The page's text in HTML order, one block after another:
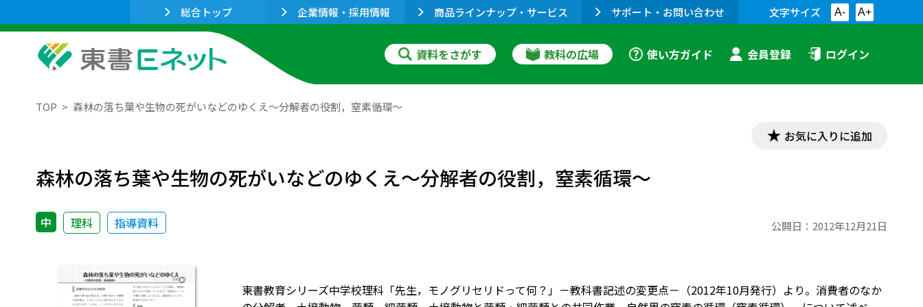
総合トップ 企業情報・採用情報 商品ラインナップ・サービス サポート・お問い合わせ 文字サイズ A- A+
資料をさがす 教科の広場 使い方ガイド 会員登録 ログイン
TOP 森林の落ち葉や生物の死がいなどのゆくえ～分解者の役割，窒素循環～
お気に入りに追加
森林の落ち葉や生物の死がいなどのゆくえ～分解者の役割，窒素循環～
中 理科 指導資料 公開日： 2012年12月21日
東書教育シリーズ中学校理科「先生，モノグリセリドって何？」－教科書記述の変更点－（2012年10月発行）より。消費者のなか